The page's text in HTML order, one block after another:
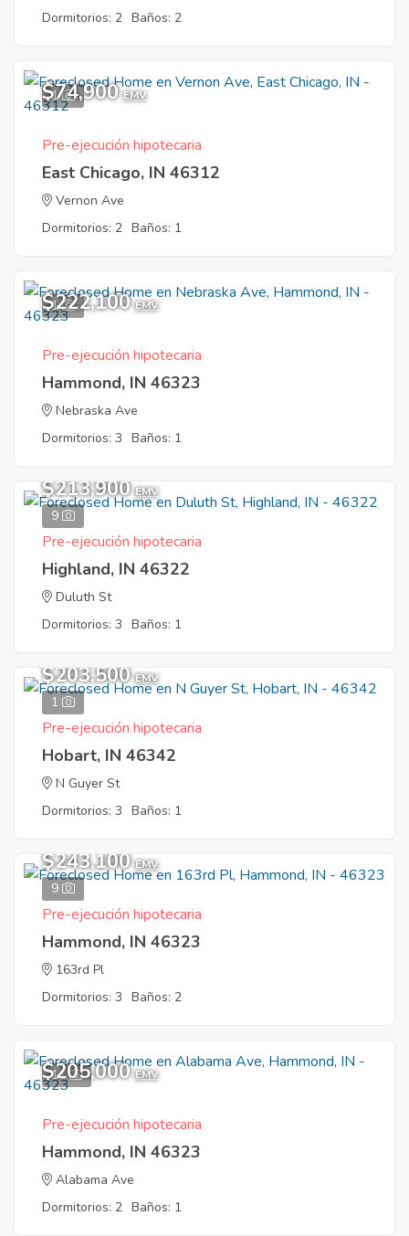
Dormitorios: 2 Baños: 2
1
$74,900 EMV
Pre-ejecución hipotecaria
East Chicago, IN 46312
Vernon Ave
Dormitorios: 2 Baños: 1
1
$222,100 EMV
Pre-ejecución hipotecaria
Hammond, IN 46323
Nebraska Ave
Dormitorios: 3 Baños: 1
9
$213,900 EMV
Pre-ejecución hipotecaria
Highland, IN 46322
Duluth St
Dormitorios: 3 Baños: 1
1
$203,500 EMV
Pre-ejecución hipotecaria
Hobart, IN 46342
N Guyer St
Dormitorios: 3 Baños: 1
9
$243,100 EMV
Pre-ejecución hipotecaria
Hammond, IN 46323
163rd Pl
Dormitorios: 3 Baños: 2
11
$205,000 EMV
Pre-ejecución hipotecaria
Hammond, IN 46323
Alabama Ave
Dormitorios: 2 Baños: 1